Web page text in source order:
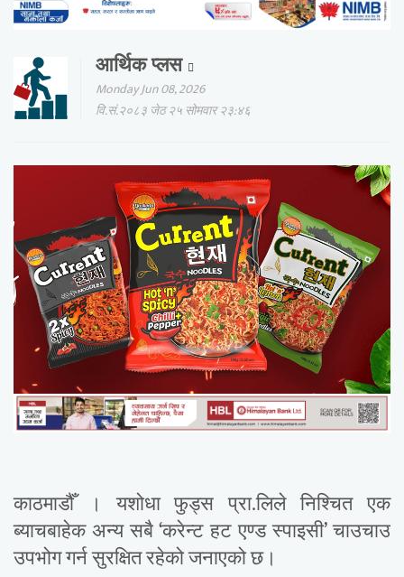
आर्थिक प्लस
Monday Jun 08, 2026
वि.सं.२०८३ जेठ २५ सोमवार २३:४६
काठमाडौँ । यशोधा फुड्स प्रा.लिले निश्चित एक
ब्याचबाहेक अन्य सबै ‘करेन्ट हट एण्ड स्पाइसी’ चाउचाउ
उपभोग गर्न सुरक्षित रहेको जनाएको छ।